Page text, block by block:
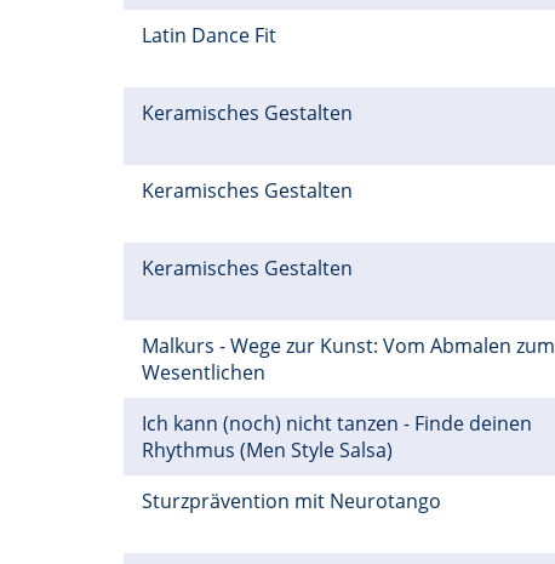
Latin Dance Fit
Keramisches Gestalten
Keramisches Gestalten
Keramisches Gestalten
Malkurs - Wege zur Kunst: Vom Abmalen zum
Wesentlichen
Ich kann (noch) nicht tanzen - Finde deinen
Rhythmus (Men Style Salsa)
Sturzprävention mit Neurotango